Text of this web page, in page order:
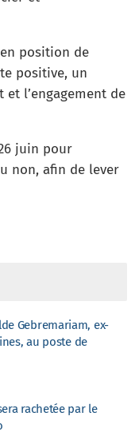
position de
positive, un
l’engagement de
juin pour
non, afin de lever
Gebremariam, ex-
au poste de
rachetée par le